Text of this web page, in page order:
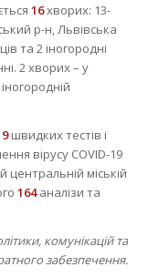
16хворих: 13-
р-н, Львівська
та 2 іногородні
2 хворих – у
швидких тестів і
вірусу COVID-19
міській
164аналізи та
комунікацій та
забезпечення.